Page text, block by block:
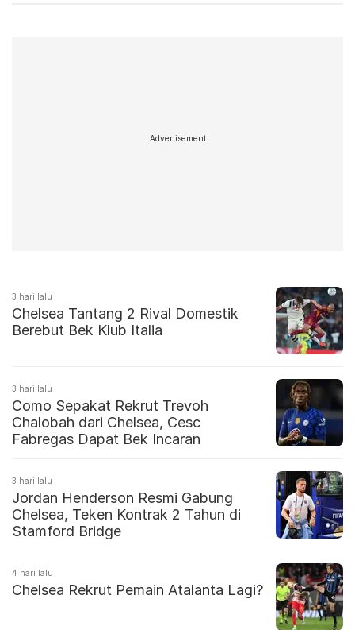
Advertisement
3 hari lalu
Chelsea Tantang 2 Rival Domestik
Berebut Bek Klub Italia
3 hari lalu
Como Sepakat Rekrut Trevoh
Chalobah dari Chelsea, Cesc
Fabregas Dapat Bek Incaran
3 hari lalu
Jordan Henderson Resmi Gabung
Chelsea, Teken Kontrak 2 Tahun di
Stamford Bridge
4 hari lalu
Chelsea Rekrut Pemain Atalanta Lagi?